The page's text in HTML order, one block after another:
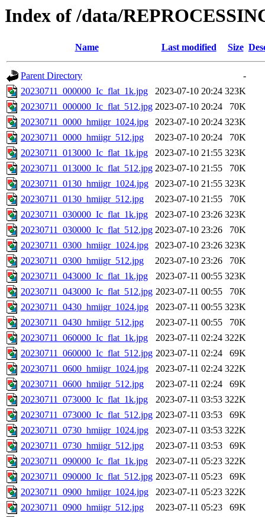
Index of /data/
Name Last modified Size
Parent Directory
-
20230711_000000_Ic_flat_1k.jpg
2023-07-10 20:24 323K
20230711_000000_Ic_flat_512.jpg 2023-07-10 20:24
70K
20230711_0000_hmiigr_1024.jpg
2023-07-10 20:24 323K
20230711_0000_hmiigr_512.jpg
2023-07-10 20:24
70K
20230711_013000_Ic_flat_1k.jpg
2023-07-10 21:55 323K
20230711_013000_Ic_flat_512.jpg 2023-07-10 21:55
70K
20230711_0130_hmiigr_1024.jpg
2023-07-10 21:55 323K
20230711_0130_hmiigr_512.jpg
2023-07-10 21:55
70K
20230711_030000_Ic_flat_1k.jpg
2023-07-10 23:26 323K
20230711_030000_Ic_flat_512.jpg 2023-07-10 23:26
70K
20230711_0300_hmiigr_1024.jpg
2023-07-10 23:26 323K
20230711_0300_hmiigr_512.jpg
2023-07-10 23:26
70K
20230711_043000_Ic_flat_1k.jpg
2023-07-11 00:55 323K
20230711_043000_Ic_flat_512.jpg 2023-07-11 00:55
70K
20230711_0430_hmiigr_1024.jpg
2023-07-11 00:55 323K
20230711_0430_hmiigr_512.jpg
2023-07-11 00:55
70K
20230711_060000_Ic_flat_1k.jpg
2023-07-11 02:24 322K
20230711_060000_Ic_flat_512.jpg 2023-07-11 02:24
69K
20230711_0600_hmiigr_1024.jpg
2023-07-11 02:24 322K
20230711_0600_hmiigr_512.jpg
2023-07-11 02:24
69K
20230711_073000_Ic_flat_1k.jpg
2023-07-11 03:53 322K
20230711_073000_Ic_flat_512.jpg 2023-07-11 03:53
69K
20230711_0730_hmiigr_1024.jpg
2023-07-11 03:53 322K
20230711_0730_hmiigr_512.jpg
2023-07-11 03:53
69K
20230711_090000_Ic_flat_1k.jpg
2023-07-11 05:23 322K
20230711_090000_Ic_flat_512.jpg 2023-07-11 05:23
69K
20230711_0900_hmiigr_1024.jpg
2023-07-11 05:23 322K
20230711_0900_hmiigr_512.jpg
2023-07-11 05:23
69K